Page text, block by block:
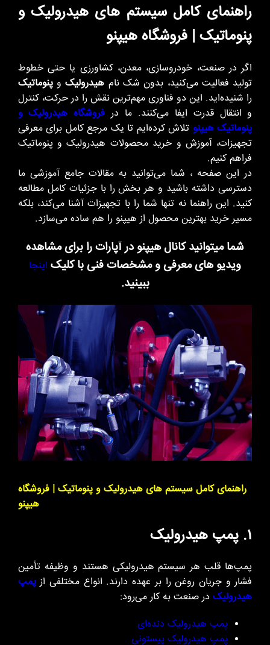
راهنمای کامل سیستم های هیدرولیک و
پنوماتیک | فروشگاه هیپنو
اگر در صنعت، خودروسازی، معدن، کشاورزی یا حتی خطوط
تولید فعالیت می‌کنید، بدون شک نام هیدرولیکوپنوماتیک
را شنیده‌اید. این دو فناوری مهم‌ترین نقش را در حرکت، کنترل
و انتقال قدرت ایفا می‌کنند. ما در فروشگاه هیدرولیک و
پنوماتیک هیپنو تلاش کرده‌ایم تا یک مرجع کامل برای معرفی
تجهیزات، آموزش و خرید محصولات هیدرولیک و پنوماتیک
فراهم کنیم.
در این صفحه ، شما می‌توانید به مقالات جامع آموزشی ما
دسترسی داشته باشید و هر بخش را با جزئیات کامل مطالعه
کنید. این راهنما نه تنها شما را با تجهیزات آشنا می‌کند، بلکه
مسیر خرید بهترین محصول از هیپنو را هم ساده می‌سازد.
شما میتوانید کانال هیپنو در آپارات را برای مشاهده
ویدیو های معرفی و مشخصات فنی با کلیک اینجا
ببینید.
راهنمای کامل سیستم های هیدرولیک و پنوماتیک | فروشگاه
هیپنو
۱. پمپ هیدرولیک
پمپ‌ها قلب هر سیستم هیدرولیکی هستند و وظیفه تأمین
فشار و جریان روغن را بر عهده دارند. انواع مختلفی ازپمپ
هیدرولیکدر صنعت به کار می‌رود:
پمپ هیدرولیک دنده‌ای
پمپ هیدرولیک پیستونی